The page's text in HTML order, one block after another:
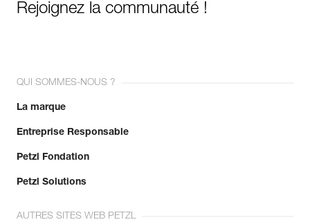
Rejoignez la communauté !
QUI SOMMES-NOUS ?
La marque
Entreprise Responsable
Petzl Fondation
Petzl Solutions
AUTRES SITES WEB PETZL